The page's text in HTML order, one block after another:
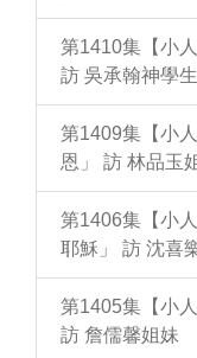
第1410集【小
訪 吳承翰神學生
第1409集【小
恩」 訪 林品玉
第1406集【小
耶穌」 訪 沈喜
第1405集【小
訪 詹儒馨姐妹